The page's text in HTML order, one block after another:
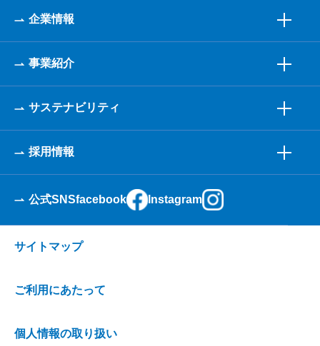
企業情報
事業紹介
サステナビリティ
採用情報
公式SNSfacebook Instagram
サイトマップ
ご利用にあたって
個人情報の取り扱い